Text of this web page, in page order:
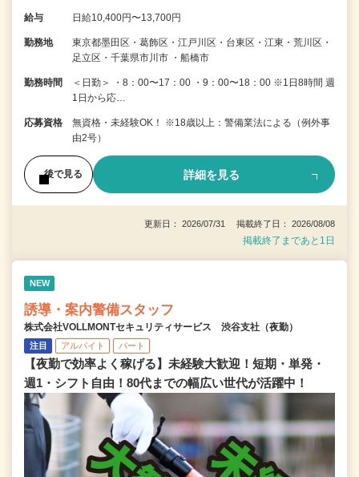
給与 日給10,400円〜13,700円
勤務地
東京都墨田区・葛飾区・江戸川区・台東区・江東・荒川区・
足立区・千葉県市川市 ・船橋市
勤務時間
＜日勤＞ ・8：00〜17：00 ・9：00〜18：00 ※1日8時間 週
1日から応…
応募資格
無資格・未経験OK！ ※18歳以上：警備業法による（例外事
由2号）
後で見る 詳細を見る
更新日： 2026/07/31 掲載終了日： 2026/08/08
掲載終了まであと1日
NEW
誘導・案内警備スタッフ
株式会社VOLLMONTセキュリティサービス 渋谷支社（夜勤）
注目 アルバイト パート
【夜勤で効率よく稼げる】未経験大歓迎！短期・単発・
週1・シフト自由！80代までの幅広い世代が活躍中！